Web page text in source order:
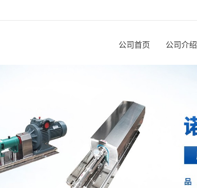
公司首页 公司介绍